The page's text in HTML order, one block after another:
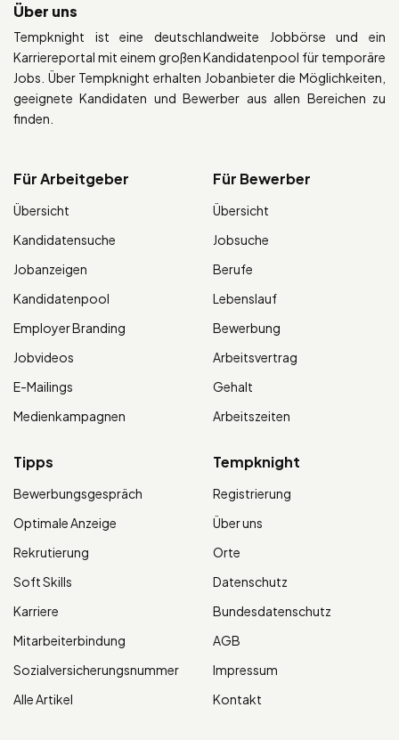
Über uns
Tempknight ist eine deutschlandweite Jobbörse und ein
Karriereportal mit einem großen Kandidatenpool für temporäre
Jobs. Über Tempknight erhalten Jobanbieter die Möglichkeiten,
geeignete Kandidaten und Bewerber aus allen Bereichen zu
finden.
Für Arbeitgeber
Übersicht
Kandidatensuche
Jobanzeigen
Kandidatenpool
Employer Branding
Jobvideos
E-Mailings
Medienkampagnen
Für Bewerber
Übersicht
Jobsuche
Berufe
Lebenslauf
Bewerbung
Arbeitsvertrag
Gehalt
Arbeitszeiten
Tipps
Bewerbungsgespräch
Optimale Anzeige
Rekrutierung
Soft Skills
Karriere
Mitarbeiterbindung
Sozialversicherungsnummer
Alle Artikel
Tempknight
Registrierung
Über uns
Orte
Datenschutz
Bundesdatenschutz
AGB
Impressum
Kontakt